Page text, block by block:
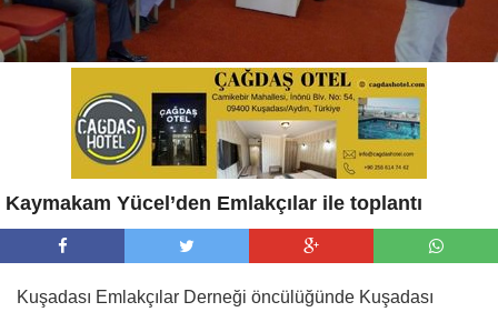
Kaymakam Yücel’den Emlakçılar ile toplantı
Kuşadası Emlakçılar Derneği öncülüğünde Kuşadası